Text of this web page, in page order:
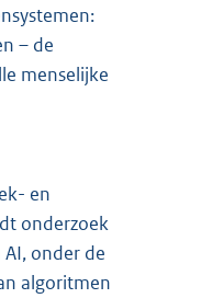
– de
menselijke
en
onderzoek
onder de
algoritmen